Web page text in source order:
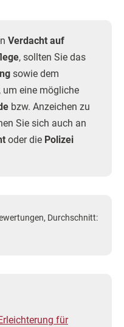
Verdacht auf
, sollten Sie das
sowie dem
um eine mögliche
bzw. Anzeichen zu
Sie sich auch an
oder die Polizei
Durchschnitt:
für